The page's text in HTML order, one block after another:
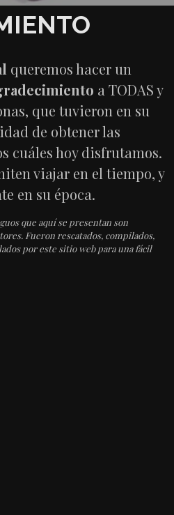
queremos hacer un
a TODAS y
que tuvieron en su
de obtener las
cuáles hoy disfrutamos.
viajar en el tiempo, y
en su época.
que aquí se presentan son
Fueron rescatados, compilados,
por este sitio web para una fácil